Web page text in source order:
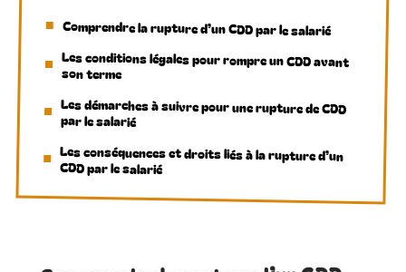
Comprendre la rupture d’un CDD par le salarié
Les conditions légales pour rompre un CDD avant
son terme
Les démarches à suivre pour une rupture de CDD
par le salarié
Les conséquences et droits liés à la rupture d’un
CDD par le salarié